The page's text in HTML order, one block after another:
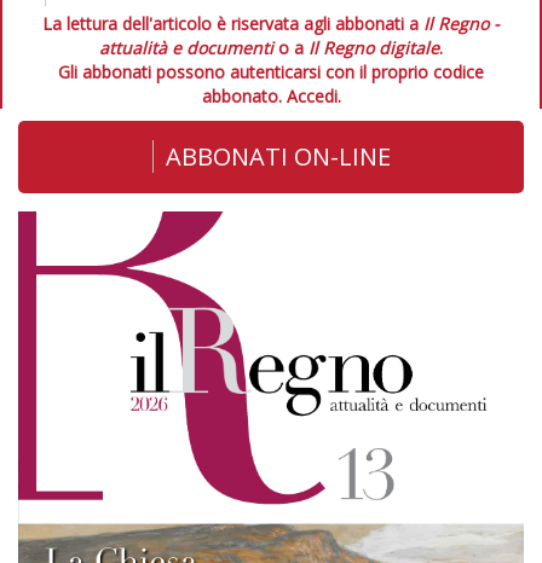
La lettura dell'articolo è riservata agli abbonati a Il Regno -
attualità e documentio a Il Regno digitale.
Gli abbonati possono autenticarsi con il proprio codice
abbonato. Accedi.
ABBONATI ON-LINE